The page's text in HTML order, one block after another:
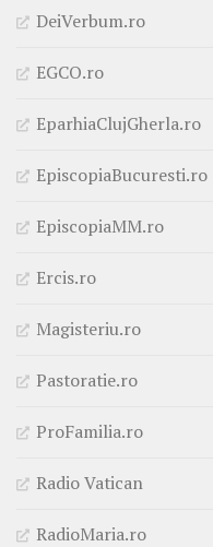
DeiVerbum.ro
EGCO.ro
EparhiaClujGherla.ro
EpiscopiaBucuresti.ro
EpiscopiaMM.ro
Ercis.ro
Magisteriu.ro
Pastoratie.ro
ProFamilia.ro
Radio Vatican
RadioMaria.ro